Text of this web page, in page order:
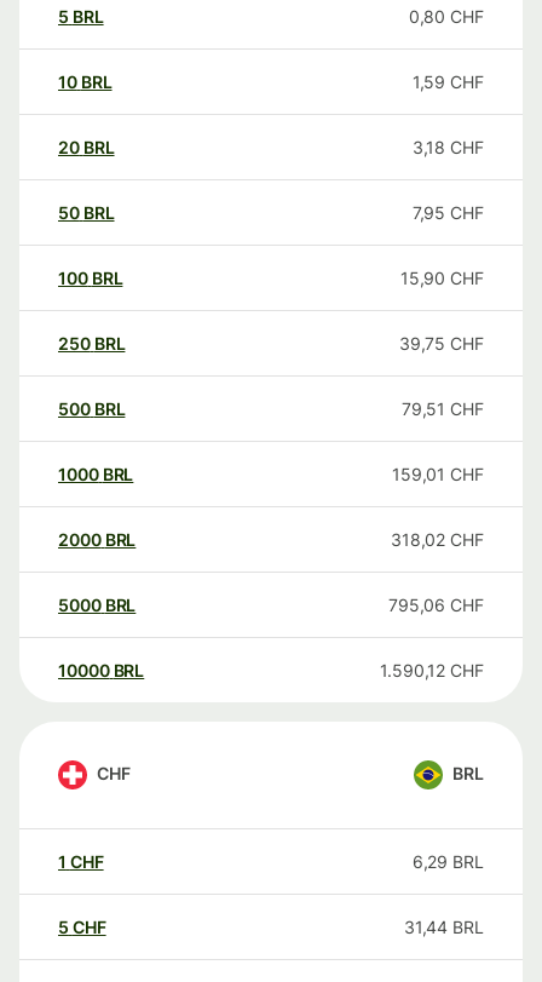
5 BRL 0,80 CHF
10 BRL 1,59 CHF
20 BRL 3,18 CHF
50 BRL 7,95 CHF
100 BRL 15,90 CHF
250 BRL 39,75 CHF
500 BRL 79,51 CHF
1000 BRL 159,01 CHF
2000 BRL 318,02 CHF
5000 BRL 795,06 CHF
10000 BRL 1.590,12 CHF
CHF BRL
1 CHF 6,29 BRL
5 CHF 31,44 BRL